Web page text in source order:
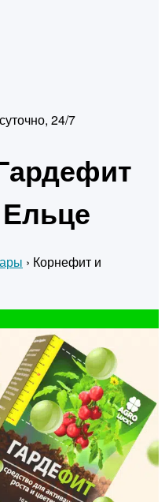
24/7
› Корнефит и